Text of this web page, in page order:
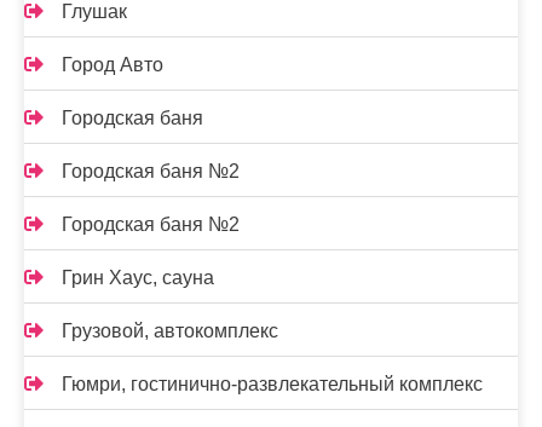
Глушак
Город Авто
Городская баня
Городская баня №2
Городская баня №2
Грин Хаус, сауна
Грузовой, автокомплекс
Гюмри, гостинично-развлекательный комплекс